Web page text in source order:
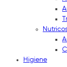
Higiene